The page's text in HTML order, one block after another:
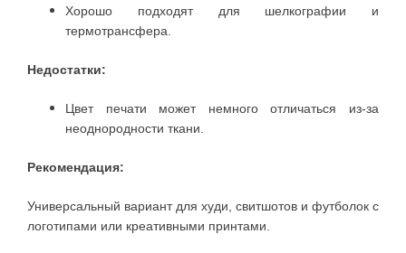
Хорошо подходят для шелкографии и
термотрансфера.
Недостатки:
Цвет печати может немного отличаться из-за
неоднородности ткани.
Рекомендация:
Универсальный вариант для худи, свитшотов и футболок с
логотипами или креативными принтами.